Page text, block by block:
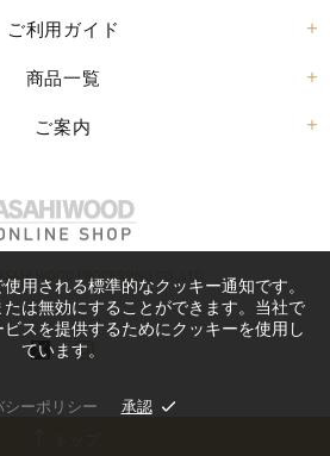
ご利用ガイド
商品一覧
ご案内
ASAHI WOOD PROCESSING CO.,LTD.
用される標準的なクッキー通知です。
は無効にすることができます。当社で
スを提供するためにクッキーを使用し
ています。
シーポリシー 承認